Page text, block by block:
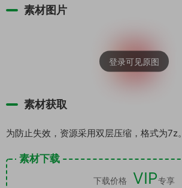
素材图片
素材获取
为防止失效，资源采用双层压缩，格式为7z。
素材下载
下载价格 VIP专享